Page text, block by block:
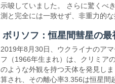
示唆していました。 さらに驚くべ
測と完全には一致せず、非重力的
ボリソフ：恒星間彗星の最
2019年8月30日、ウクライナのア
フ（1966年生まれ）は、クリミア
のような外観を持つ天体を発見し
算され、その離心率3.356は恒星間